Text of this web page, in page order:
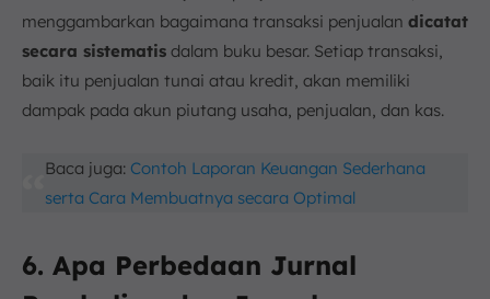
menggambarkan bagaimana transaksi penjualan dicatat
secara sistematis dalam buku besar. Setiap transaksi,
baik itu penjualan tunai atau kredit, akan memiliki
dampak pada akun piutang usaha, penjualan, dan kas.
Baca juga: Contoh Laporan Keuangan Sederhana
serta Cara Membuatnya secara Optimal
6. Apa Perbedaan Jurnal